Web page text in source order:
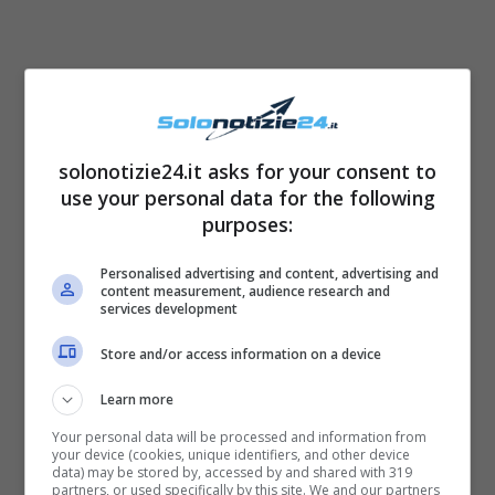
Alessio Zucchiniè così intervenuto
scherzando: “
segno. E’ lui che si occupa di baloon art
grandissima sorpresa, la risposta del
giornalista è stata giustissima, ed il
conduttore è rimasto davvero sbalordito.
solonotizie24.it asks for your consent to
use your personal data for the following
purposes:
Personalised advertising and content, advertising and
content measurement, audience research and
services development
Store and/or access information on a device
Learn more
Your personal data will be processed and information from
your device (cookies, unique identifiers, and other device
data) may be stored by, accessed by and shared with 319
partners, or used specifically by this site. We and our partners